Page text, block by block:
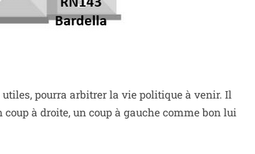
utiles, pour­ra arbi­trer la vie poli­tique à venir. Il
à droite, un coup à gauche comme bon lui